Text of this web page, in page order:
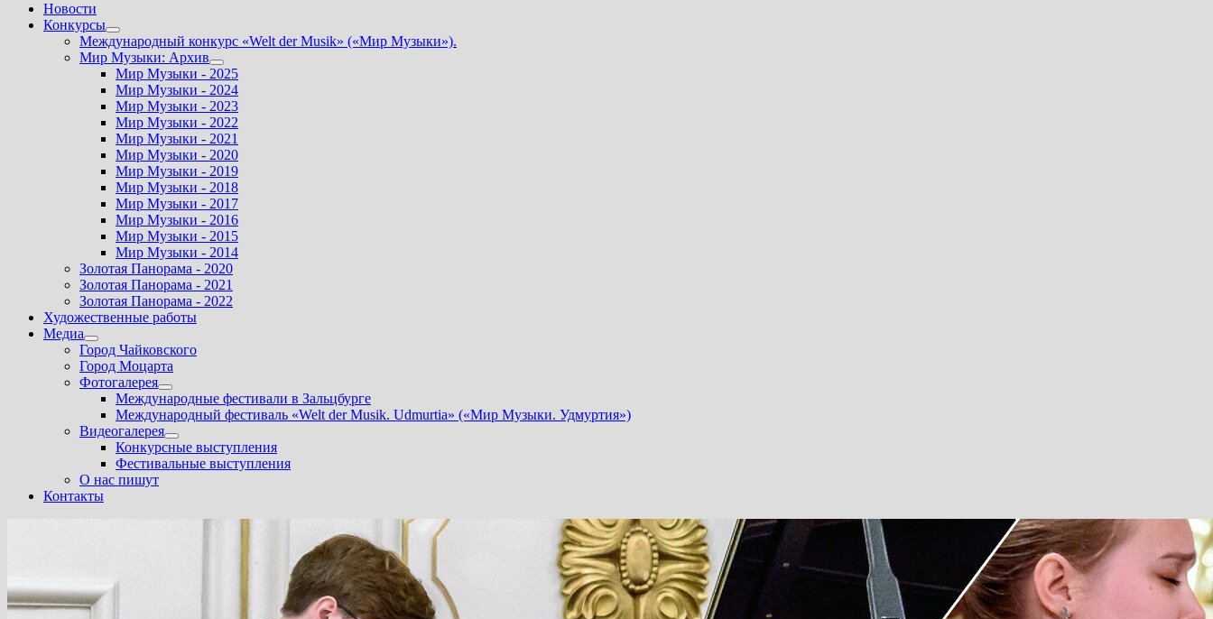
Новости
Конкурсы
Показать
подменю
Международный конкурс «Welt der Musik» («Мир Музыки»).
Мир Музыки: Архив
Показать
подменю
Мир Музыки - 2025
Мир Музыки - 2024
Мир Музыки - 2023
Мир Музыки - 2022
Мир Музыки - 2021
Мир Музыки - 2020
Мир Музыки - 2019
Мир Музыки - 2018
Мир Музыки - 2017
Мир Музыки - 2016
Мир Музыки - 2015
Мир Музыки - 2014
Золотая Панорама - 2020
Золотая Панорама - 2021
Золотая Панорама - 2022
Художественные работы
Медиа
Показать
подменю
Город Чайковского
Город Моцарта
Фотогалерея
Показать
подменю
Международные фестивали в Зальцбурге
Международный фестиваль «Welt der Musik. Udmurtia» («Мир Музыки. Удмуртия»)
Видеогалерея
Показать
подменю
Конкурсные выступления
Фестивальные выступления
О нас пишут
Контакты